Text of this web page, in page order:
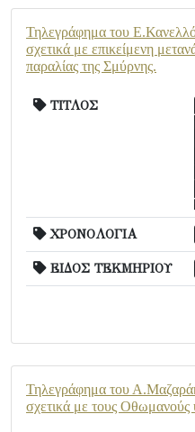
Τηλεγράφημα του
σχετικά με επικείμενη
παραλίας της Σμύρνης.
ΤΙΤΛΟΣ
ΧΡΟΝΟΛΟΓΙΑ
ΕΙΔΟΣ ΤΕΚΜΗΡΙΟΥ
Τηλεγράφημα του
σχετικά με τους Οθωμανούς